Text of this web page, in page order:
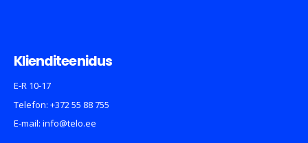
Klienditeenidus
E-R 10-17
Telefon: +372 55 88 755
E-mail: info@telo.ee